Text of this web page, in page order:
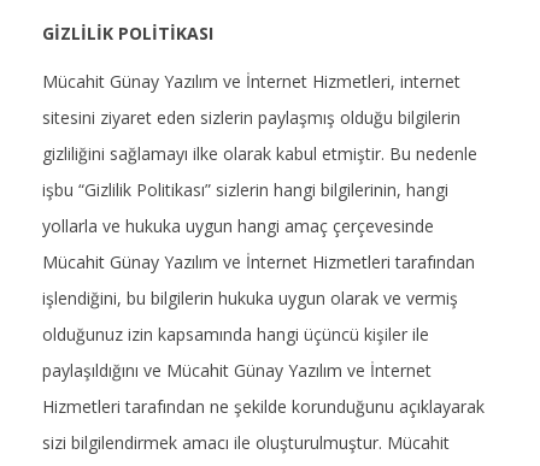
GİZLİLİK POLİTİKASI
Mücahit Günay Yazılım ve İnternet Hizmetleri, internet
sitesini ziyaret eden sizlerin paylaşmış olduğu bilgilerin
gizliliğini sağlamayı ilke olarak kabul etmiştir. Bu nedenle
işbu “Gizlilik Politikası” sizlerin hangi bilgilerinin, hangi
yollarla ve hukuka uygun hangi amaç çerçevesinde
Mücahit Günay Yazılım ve İnternet Hizmetleri tarafından
işlendiğini, bu bilgilerin hukuka uygun olarak ve vermiş
olduğunuz izin kapsamında hangi üçüncü kişiler ile
paylaşıldığını ve Mücahit Günay Yazılım ve İnternet
Hizmetleri tarafından ne şekilde korunduğunu açıklayarak
sizi bilgilendirmek amacı ile oluşturulmuştur. Mücahit